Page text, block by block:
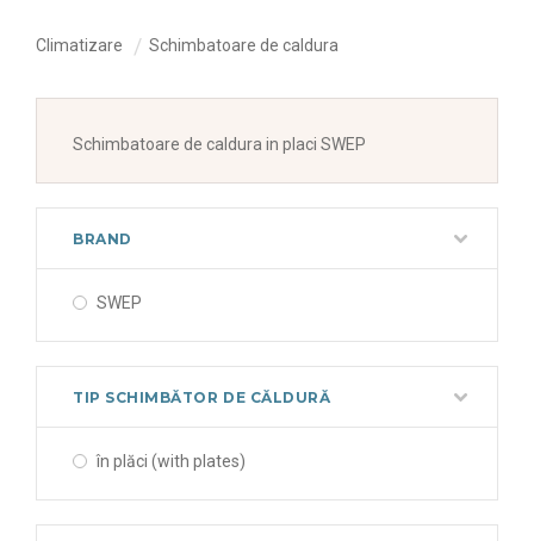
Climatizare Schimbatoare de caldura
Schimbatoare de caldura in placi SWEP
BRAND
SWEP
TIP SCHIMBĂTOR DE CĂLDURĂ
în plăci (with plates)